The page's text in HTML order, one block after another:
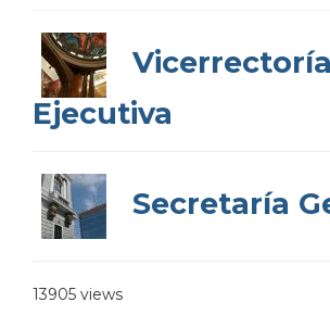
Vicerrectoría
Ejecutiva
Secretaría
13905 views